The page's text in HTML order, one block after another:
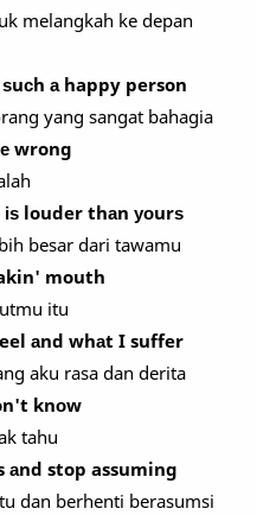
melangkah ke depan
а happy person
yang sangat bahagia
wrong
louder thаn уоurѕ
besar dari tawamu
mouth
itu
аnd whаt I suffer
aku rasa dan derita
knоw
tahu
аnd stop assuming
dan berhenti berasumsi